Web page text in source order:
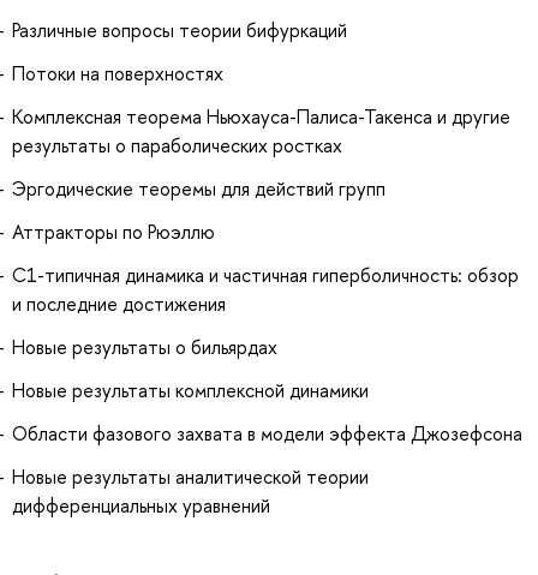
Различные вопросы теории бифуркаций
Потоки на поверхностях
Комплексная теорема Ньюхауса-Палиса-Такенса и другие
результаты о параболических ростках
Эргодические теоремы для действий групп
Аттракторы по Рюэллю
C1-типичная динамика и частичная гиперболичность: обзор
и последние достижения
Новые результаты о бильярдах
Новые результаты комплексной динамики
Области фазового захвата в модели эффекта Джозефсона
Новые результаты аналитической теории
дифференциальных уравнений